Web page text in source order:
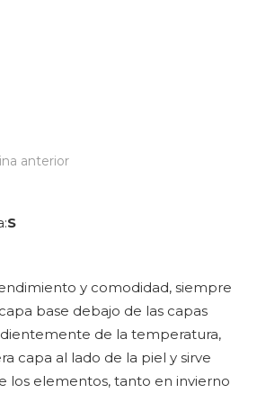
anterior
y comodidad, siempre
base debajo de las capas
de la temperatura,
capa al lado de la piel y sirve
los elementos, tanto en invierno
S